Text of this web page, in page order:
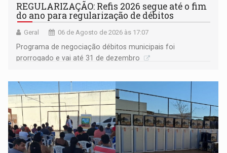
REGULARIZAÇÃO: Refis 2026 segue até o fim
do ano para regularização de débitos
Geral 06 de Agosto de 2026 às 17:07
Programa de negociação débitos municipais foi
prorrogado e vai até 31 de dezembro